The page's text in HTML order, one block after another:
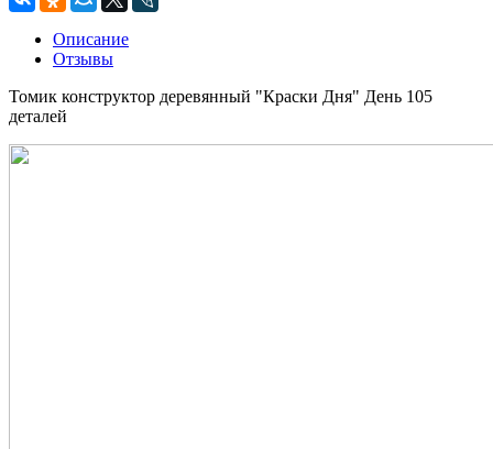
Описание
Отзывы
Томик конструктор деревянный "Краски Дня" День 105
деталей